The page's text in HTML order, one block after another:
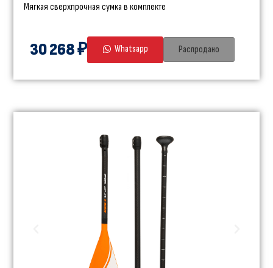
Мягкая сверхпрочная сумка в комплекте
30 268 ₽ Whatsapp Распродано